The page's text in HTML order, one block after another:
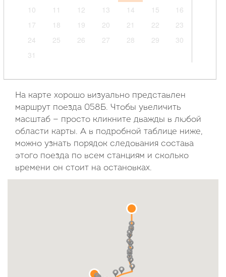
10
11 12 13 14 15
16
17
18 19 20 21 22
23
24
25 26 27 28 29
30
31
Пн Вт Ср Чт Пт Сб
Вс
1
2 3 4 5
6
7
8 9 10 11 12
13
14
15 16 17 18 19
21
22 23 24 25 26
27
2026
1
2
На карте хорошо визуально представлен
маршрут поезда 058Б. Чтобы увеличить
масштаб — просто кликните дважды в любой
области карты. А в подробной таблице ниже,
можно узнать порядок следования состава
этого поезда по всем станциям и сколько
времени он стоит на остановках.